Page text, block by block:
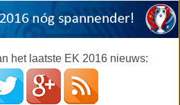
het laatste EK 2016 nieuws: